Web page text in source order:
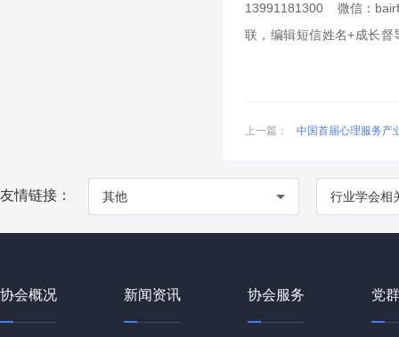
13991181300 微信：
联，编辑短信姓名+成长
上一篇： 中国首届心理服务产
友情链接： 其他 行业学会相
协会概况 新闻资讯 协会服务 党